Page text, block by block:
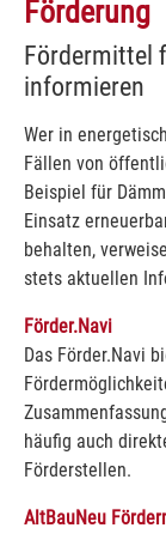
Förderung
Fördermittel
informieren
Wer in
Fällen von
Beispiel für
Einsatz
behalten,
stets aktuellen
Förder.Navi
Das Förder.Navi
häufig auch
Förderstellen.
AltBauNeu